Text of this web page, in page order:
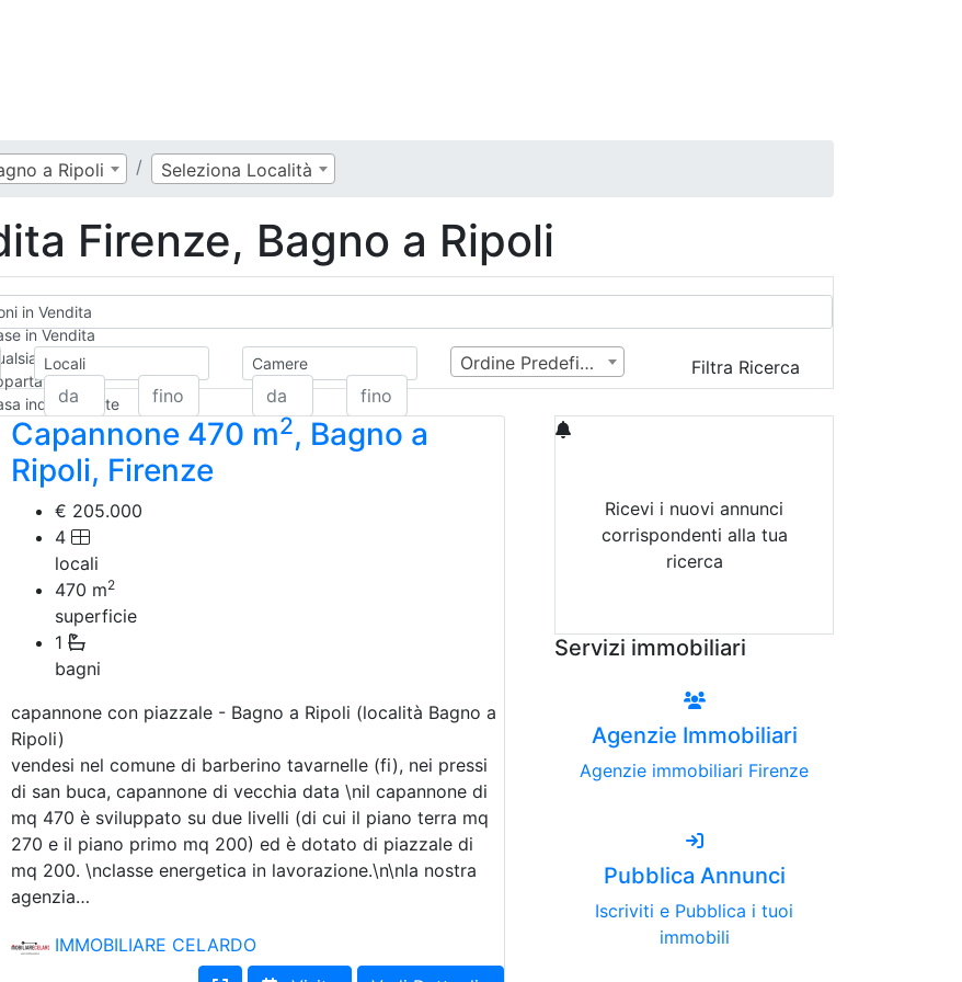
a Ripoli Seleziona Località
Firenze, Bagno a Ripoli
in Vendita
in Vendita
indipendente
Semi-indipendente
Mansarda
Casale
Open space
d'Albergo
Stabile
Garage
e Attivita Commerciali in Vendita
Licenza Commerciale
Agricola
Ristorante
& Breakfast
Artigianale
locale commerciale
in Vendita
Locali Camere Ordine Predefinito Filtra Ricerca
Capannone 470 m2, Bagno a
Ripoli, Firenze
€ 205.000
4
locali
470 m2
superficie
1
bagni
capannone con piazzale - Bagno a Ripoli (località Bagno a
Ripoli)
vendesi nel comune di barberino tavarnelle (fi), nei pressi
di san buca, capannone di vecchia data \nil capannone di
mq 470 è sviluppato su due livelli (di cui il piano terra mq
270 e il piano primo mq 200) ed è dotato di piazzale di
mq 200. \nclasse energetica in lavorazione.\n\nla nostra
agenzia…
IMMOBILIARE CELARDO
Ricevi i nuovi annunci
corrispondenti alla tua
ricerca
Servizi immobiliari
Agenzie Immobiliari
Agenzie immobiliari Firenze
Pubblica Annunci
Iscriviti e Pubblica i tuoi
immobili